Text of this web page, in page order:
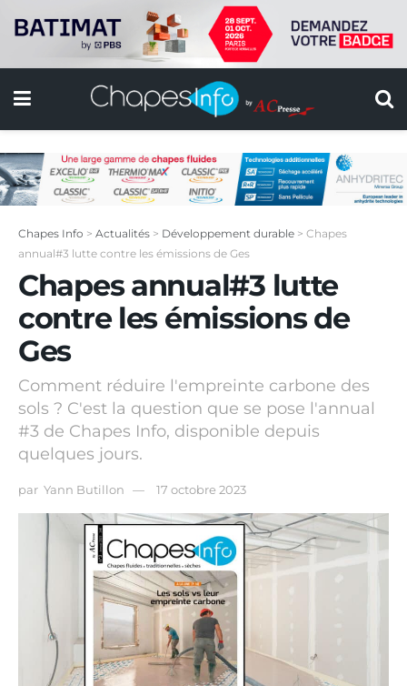
Chapes Info > Actualités > Développement durable > Chapes
annual#3 lutte contre les émissions de Ges
Chapes annual#3 lutte
contre les émissions de
Ges
Comment réduire l'empreinte carbone des
sols ? C'est la question que se pose l'annual
#3 de Chapes Info, disponible depuis
quelques jours.
par Yann Butillon 17 octobre 2023